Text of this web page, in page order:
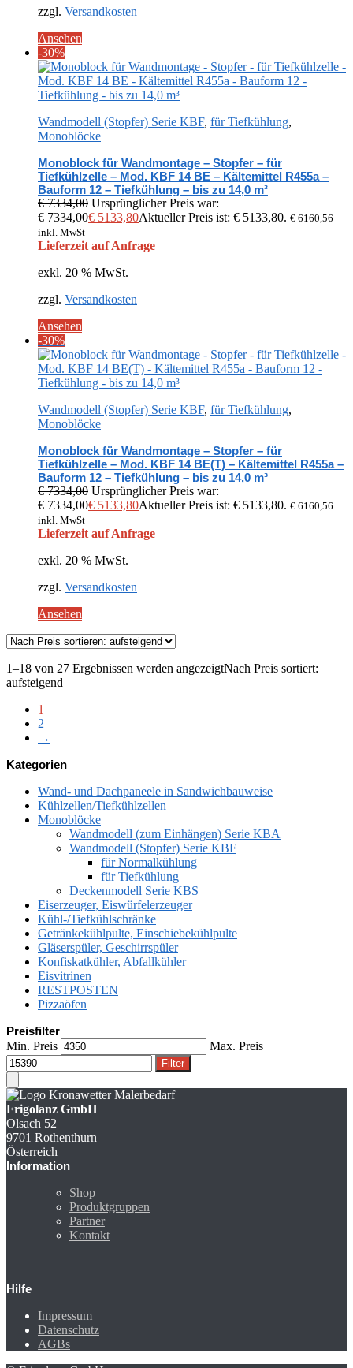
zzgl. Versandkosten
Ansehen
-30%
Wandmodell (Stopfer) Serie KBF, für Tiefkühlung,
Monoblöcke
Monoblock für Wandmontage – Stopfer – für
Tiefkühlzelle – Mod. KBF 14 BE – Kältemittel R455a –
Bauform 12 – Tiefkühlung – bis zu 14,0 m³
€7334,00 Ursprünglicher Preis war:
€ 7334,00€ 5133,80Aktueller Preis ist: € 5133,80. € 6160,56
inkl. MwSt
Lieferzeit auf Anfrage
exkl. 20 % MwSt.
zzgl. Versandkosten
Ansehen
-30%
Wandmodell (Stopfer) Serie KBF, für Tiefkühlung,
Monoblöcke
Monoblock für Wandmontage – Stopfer – für
Tiefkühlzelle – Mod. KBF 14 BE(T) – Kältemittel R455a –
Bauform 12 – Tiefkühlung – bis zu 14,0 m³
€7334,00 Ursprünglicher Preis war:
€ 7334,00€ 5133,80Aktueller Preis ist: € 5133,80. € 6160,56
inkl. MwSt
Lieferzeit auf Anfrage
exkl. 20 % MwSt.
zzgl. Versandkosten
Ansehen
1–18 von 27 Ergebnissen werden angezeigtNach Preis sortiert:
aufsteigend
1
2
→
Kategorien
Wand- und Dachpaneele in Sandwichbauweise
Kühlzellen/Tiefkühlzellen
Monoblöcke
Wandmodell (zum Einhängen) Serie KBA
Wandmodell (Stopfer) Serie KBF
für Normalkühlung
für Tiefkühlung
Deckenmodell Serie KBS
Eiserzeuger, Eiswürfelerzeuger
Kühl-/Tiefkühlschränke
Getränkekühlpulte, Einschiebekühlpulte
Gläserspüler, Geschirrspüler
Konfiskatkühler, Abfallkühler
Eisvitrinen
RESTPOSTEN
Pizzaöfen
Preisfilter
Min. Preis
Max. Preis
Filter
Frigolanz GmbH
Olsach 52
9701 Rothenthurn
Österreich
Information
Shop
Produktgruppen
Partner
Kontakt
Hilfe
Impressum
Datenschutz
AGBs